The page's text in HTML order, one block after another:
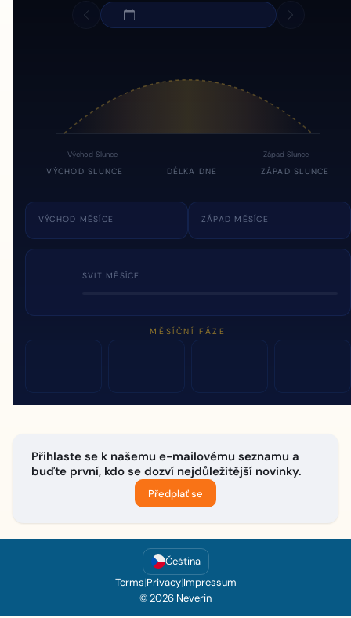
Východ Slunce Západ Slunce
VÝCHOD SLUNCE DÉLKA DNE ZÁPAD SLUNCE
VÝCHOD MĚSÍCE ZÁPAD MĚSÍCE
SVIT MĚSÍCE
MĚSÍČNÍ FÁZE
Přihlaste se k našemu e-mailovému seznamu a
buďte první, kdo se dozví nejdůležitější novinky.
Předplať se
Čeština
Terms|Privacy|Impressum
© 2026 Neverin